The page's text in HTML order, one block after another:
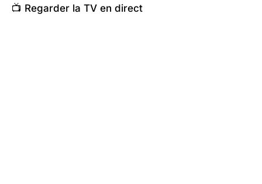
📺 Regarder la TV en direct